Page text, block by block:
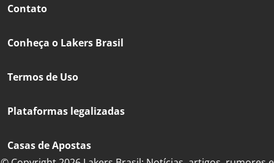
Contato
Conheça o Lakers Brasil
Termos de Uso
Plataformas legalizadas
Casas de Apostas